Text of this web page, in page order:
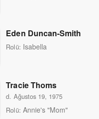
Eden Duncan-Smith
Rolü: Isabella
Tracie Thoms
d. Ağustos 19, 1975
Rolü: Annie's "Mom"